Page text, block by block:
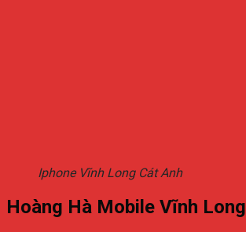
Iphone Vĩnh Long Cát Anh
Hoàng Hà Mobile Vĩnh Long